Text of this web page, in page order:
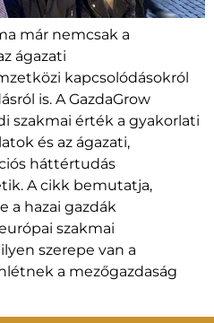
már nemcsak a
ágazati
kapcsolódásokról
is. A GazdaGrow
szakmai érték a gyakorlati
és az ágazati,
háttértudás
A cikk bemutatja,
a hazai gazdák
szakmai
szerepe van a
a mezőgazdaság